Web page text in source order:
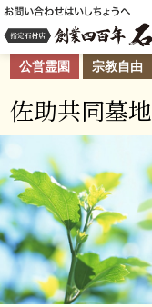
公営霊園 宗教自由
佐助共同墓地